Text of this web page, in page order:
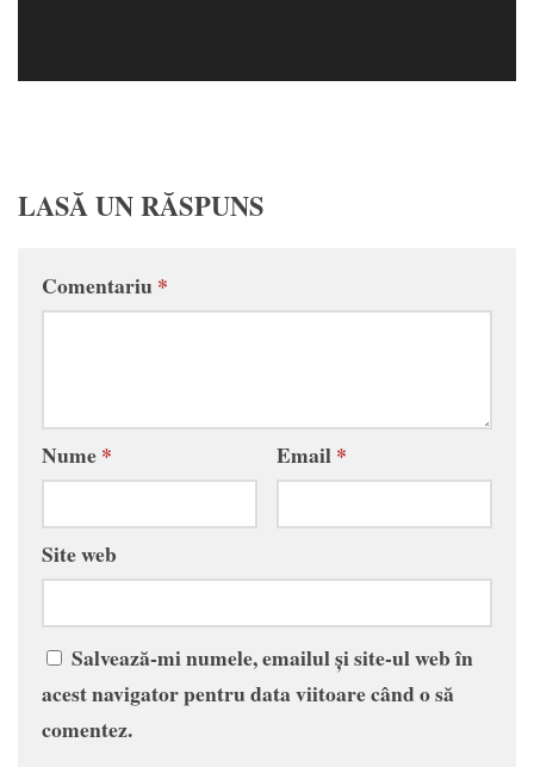
LASĂ UN RĂSPUNS
Comentariu*
Nume* Email*
Site web
Salvează-mi numele, emailul și site-ul web în
acest navigator pentru data viitoare când o să
comentez.